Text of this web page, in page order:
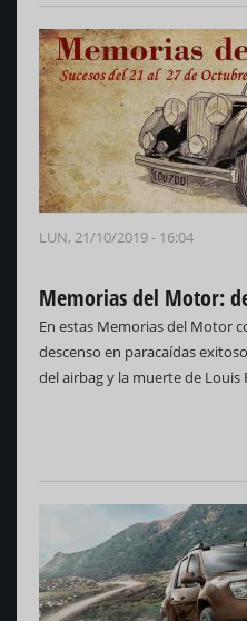
LUN, 21/10/2019 - 16:04
Memorias del Motor:
En estas Memorias del Motor
descenso en paracaídas
del airbag y la muerte de Louis